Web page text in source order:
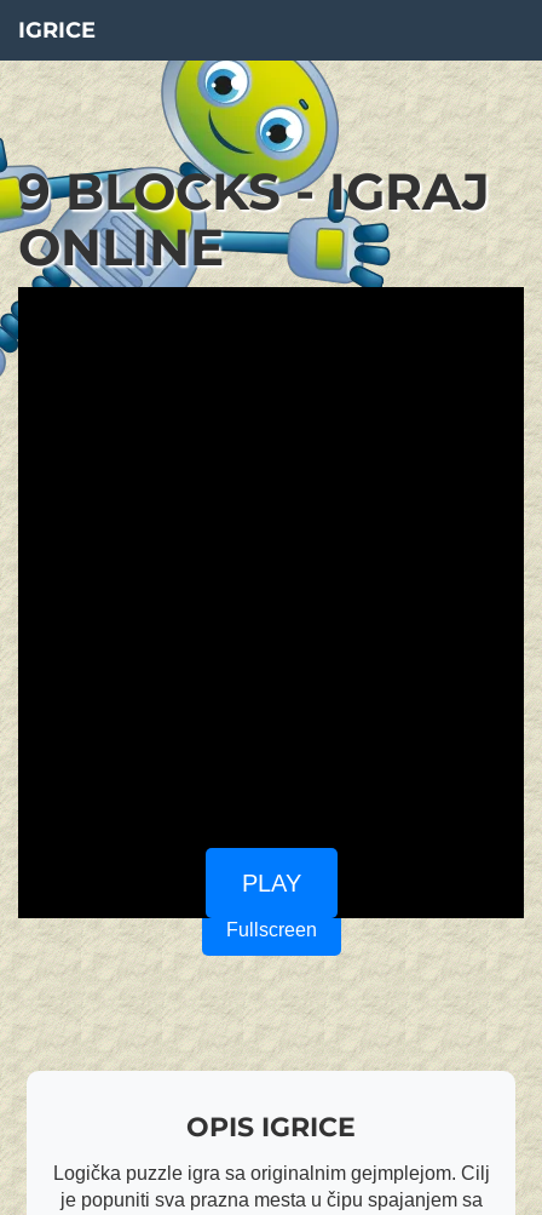
IGRICE
9 BLOCKS - IGRAJ
ONLINE
PLAY
Fullscreen
OPIS IGRICE
Logička puzzle igra sa originalnim gejmplejom. Cilj
je popuniti sva prazna mesta u čipu spajanjem sa